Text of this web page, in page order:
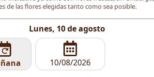
de las flores elegidas tanto como sea posible.
Lunes, 10 de agosto